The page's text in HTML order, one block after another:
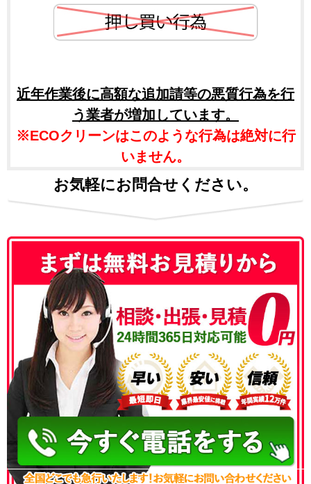
近年作業後に高額な追加請等の悪質行為を行
う業者が増加しています。
※ECOクリーンはこのような行為は絶対に行
いません。
お気軽にお問合せください。
050-3186-4780